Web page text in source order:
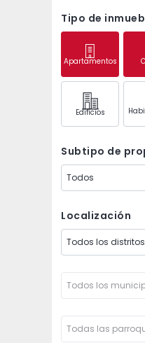
Tipo de
Apartamentos
Edifícios
Subtipo de
Todos
Localización
Todos los distritos
Todos los
Todas las